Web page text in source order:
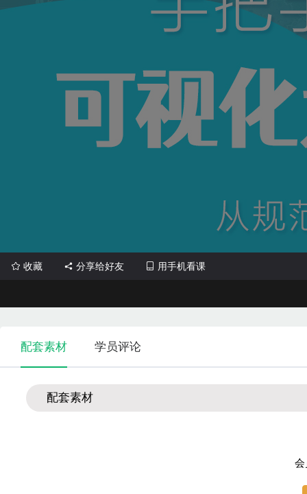
收藏 分享给好友 用手机看课
配套素材 学员评论
配套素材
会